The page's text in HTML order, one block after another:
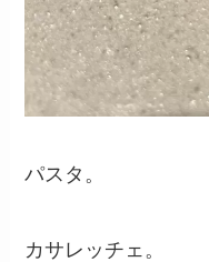
パスタ。
カサレッチェ。